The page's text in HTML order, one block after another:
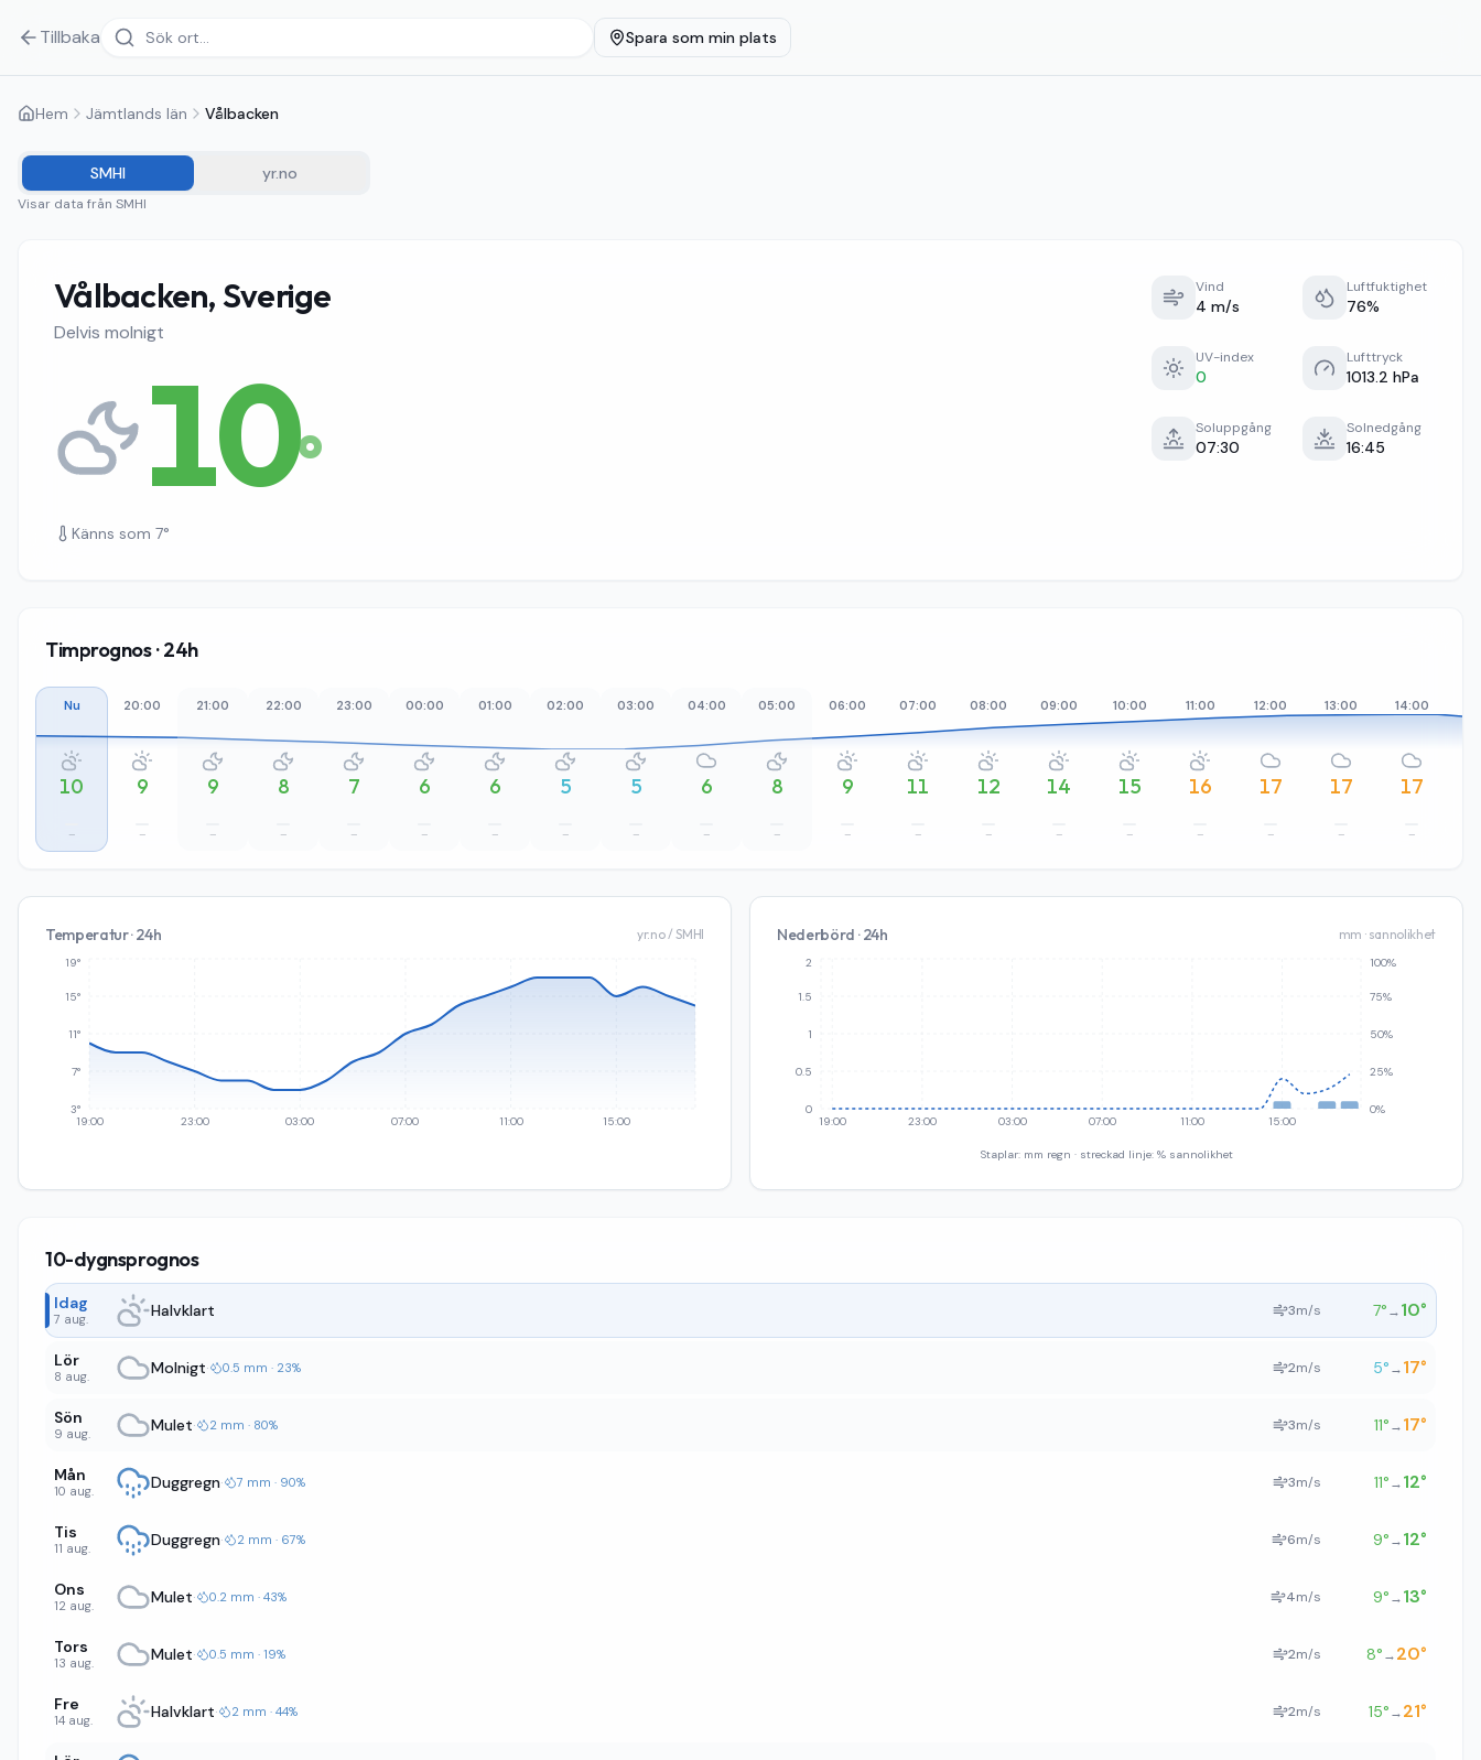
Tillbaka Spara som min plats
Hem Jämtlands län Vålbacken
SMHI yr.no
Visar data från SMHI
Vålbacken, Sverige
Delvis molnigt
10°
Känns som 7°
Vind
4 m/s
Luftfuktighet
76%
UV-index
0
Lufttryck
1013.2 hPa
Soluppgång
07:30
Solnedgång
16:45
Timprognos · 24h
Nu
10
–
20:00
9
–
21:00
9
–
22:00
8
–
23:00
7
–
00:00
6
–
01:00
6
–
02:00
5
–
03:00
5
–
04:00
6
–
05:00
8
–
06:00
9
–
07:00
11
–
08:00
12
–
09:00
14
–
10:00
15
–
11:00
16
–
12:00
17
–
13:00
17
–
14:00
17
–
Temperatur · 24h yr.no / SMHI
19:00 23:00 03:00 07:00 11:00 15:00
3°
7°
11°
15°
19°
Nederbörd · 24h mm · sannolikhet
19:00 23:00 03:00 07:00 11:00 15:00
0
0.5
1
1.5
2
0%
25%
50%
75%
100%
Staplar: mm regn · streckad linje: % sannolikhet
10-dygnsprognos
Idag
7 aug. Halvklart 3m/s 7°→10°
Lör
8 aug. Molnigt· 0.5 mm · 23% 2m/s 5°→17°
Sön
9 aug. Mulet· 2 mm · 80% 3m/s 11°→17°
Mån
10 aug. Duggregn· 7 mm · 90% 3m/s 11°→12°
Tis
11 aug. Duggregn· 2 mm · 67% 6m/s 9°→12°
Ons
12 aug. Mulet· 0.2 mm · 43% 4m/s 9°→13°
Tors
13 aug. Mulet· 0.5 mm · 19% 2m/s 8°→20°
Fre
14 aug. Halvklart· 2 mm · 44% 2m/s 15°→21°